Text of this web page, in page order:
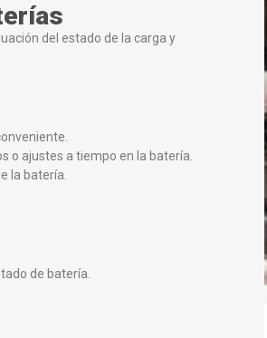
del estado de la carga y
o ajustes a tiempo en la batería.
la batería.
de batería.